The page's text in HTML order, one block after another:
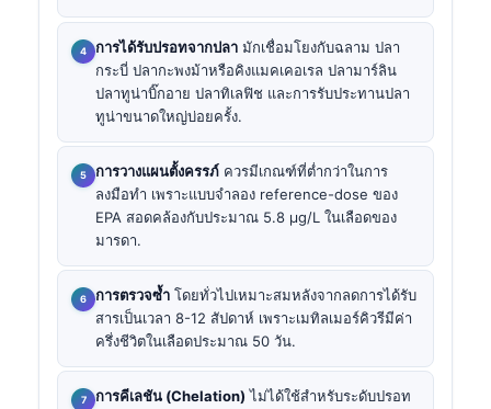
การได้รับปรอทจากปลา มักเชื่อมโยงกับฉลาม ปลา
กระบี่ ปลากะพงม้าหรือคิงแมคเคอเรล ปลามาร์ลิน
ปลาทูน่าบิ๊กอาย ปลาทิเลฟิช และการรับประทานปลา
ทูน่าขนาดใหญ่บ่อยครั้ง.
การวางแผนตั้งครรภ์ ควรมีเกณฑ์ที่ต่ำกว่าในการ
ลงมือทำ เพราะแบบจำลอง reference-dose ของ
EPA สอดคล้องกับประมาณ 5.8 µg/L ในเลือดของ
มารดา.
การตรวจซ้ำ โดยทั่วไปเหมาะสมหลังจากลดการได้รับ
สารเป็นเวลา 8-12 สัปดาห์ เพราะเมทิลเมอร์คิวรีมีค่า
ครึ่งชีวิตในเลือดประมาณ 50 วัน.
การคีเลชัน (Chelation) ไม่ได้ใช้สำหรับระดับปรอท